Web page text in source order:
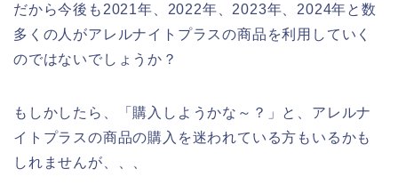
だから今後も2021年、2022年、2023年、2024年と数
多くの人がアレルナイトプラスの商品を利用していく
のではないでしょうか？
もしかしたら、「購入しようかな～？」と、アレルナ
イトプラスの商品の購入を迷われている方もいるかも
しれませんが、、、